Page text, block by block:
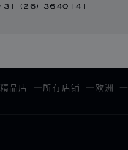
(26) 3640141
品店 所有店铺 欧洲
（更改国家/地区）
家/地区